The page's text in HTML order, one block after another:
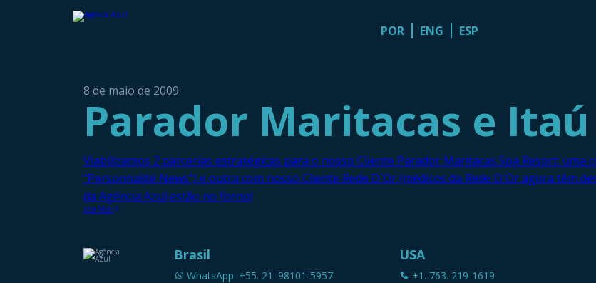
POR ENG ESP
8 de maio de 2009
Parador Maritacas e
Viabilizamos 2 parcerias estratégicas para o nosso Cliente Parador Maritacas Spa Resort: uma
“Personnalité News”) e outra com nosso Cliente Rede D´Or (médicos da Rede D´Or agora têm
da Agência Azul estão no forno!
Leia Mais
Brasil
WhatsApp: +55. 21. 98101-5957
USA
+1. 763. 219-1619